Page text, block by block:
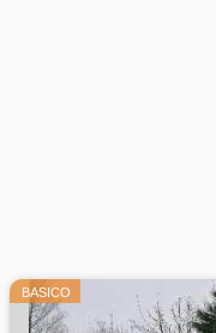
BASICO